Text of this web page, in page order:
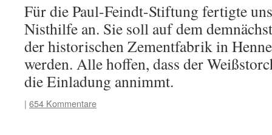
Für die Paul-Feindt-Stiftung fertigte
Nisthilfe an. Sie soll auf dem
der historischen Zementfabrik in
werden. Alle hoffen, dass der
die Einladung annimmt.
| 654 Kommentare